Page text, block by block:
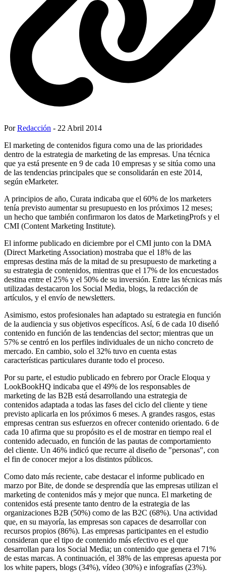
PorRedacción - 22 Abril 2014
El marketing de contenidos figura como una de las prioridades
dentro de la estrategia de marketing de las empresas. Una técnica
que ya está presente en 9 de cada 10 empresas y se sitúa como una
de las tendencias principales que se consolidarán en este 2014,
según eMarketer.
A principios de año, Curata indicaba que el 60% de los marketers
tenía previsto aumentar su presupuesto en los próximos 12 meses;
un hecho que también confirmaron los datos de MarketingProfs y el
CMI (Content Marketing Institute).
El informe publicado en diciembre por el CMI junto con la DMA
(Direct Marketing Association) mostraba que el 18% de las
empresas destina más de la mitad de su presupuesto de marketing a
su estrategia de contenidos, mientras que el 17% de los encuestados
destina entre el 25% y el 50% de su inversión. Entre las técnicas más
utilizadas destacaron los Social Media, blogs, la redacción de
artículos, y el envío de newsletters.
Asimismo, estos profesionales han adaptado su estrategia en función
de la audiencia y sus objetivos específicos. Así, 6 de cada 10 diseñó
contenido en función de las tendencias del sector; mientras que un
57% se centró en los perfiles individuales de un nicho concreto de
mercado. En cambio, solo el 32% tuvo en cuenta estas
características particulares durante todo el proceso.
Por su parte, el estudio publicado en febrero por Oracle Eloqua y
LookBookHQ indicaba que el 49% de los responsables de
marketing de las B2B está desarrollando una estrategia de
contenidos adaptada a todas las fases del ciclo del cliente y tiene
previsto aplicarla en los próximos 6 meses. A grandes rasgos, estas
empresas centran sus esfuerzos en ofrecer contenido orientado. 6 de
cada 10 afirma que su propósito es el de mostrar en tiempo real el
contenido adecuado, en función de las pautas de comportamiento
del cliente. Un 46% indicó que recurre al diseño de "personas", con
el fin de conocer mejor a los distintos públicos.
Como dato más reciente, cabe destacar el informe publicado en
marzo por Bite, de donde se desprendía que las empresas utilizan el
marketing de contenidos más y mejor que nunca. El marketing de
contenidos está presente tanto dentro de la estrategia de las
organizaciones B2B (50%) como de las B2C (68%). Una actividad
que, en su mayoría, las empresas son capaces de desarrollar con
recursos propios (86%). Las empresas participantes en el estudio
consideran que el tipo de contenido más efectivo es el que
desarrollan para los Social Media; un contenido que genera el 71%
de estas marcas. A continuación, el 38% de las empresas apuesta por
los white papers, blogs (34%), vídeo (30%) e infografías (23%).